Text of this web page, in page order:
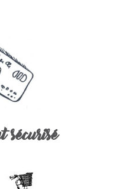
sécurisé